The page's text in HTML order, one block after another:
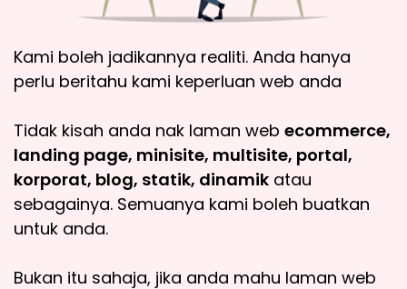
Kami boleh jadikannya realiti. Anda hanya
perlu beritahu kami keperluan web anda
Tidak kisah anda nak laman web ecommerce,
landing page, minisite, multisite, portal,
korporat, blog, statik, dinamik atau
sebagainya. Semuanya kami boleh buatkan
untuk anda.
Bukan itu sahaja, jika anda mahu laman web